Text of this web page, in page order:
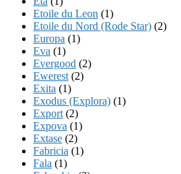
Etoile du Leon (1)
Etoile du Nord (Rode Star) (2)
Europa (1)
Eva (1)
Evergood (2)
Ewerest (2)
Exita (1)
Exodus (Explora) (1)
Export (2)
Expova (1)
Extase (2)
Fabricia (1)
Fala (1)